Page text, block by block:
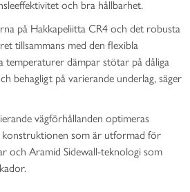
och bra hållbarhet.
på Hakkapeliitta CR4 och det robusta
tillsammans med den flexibla
temperaturer dämpar stötar på dåliga
behagligt på varierande underlag, säger
vägförhållanden optimeras
som är utformad för
och Aramid Sidewall-teknologi som